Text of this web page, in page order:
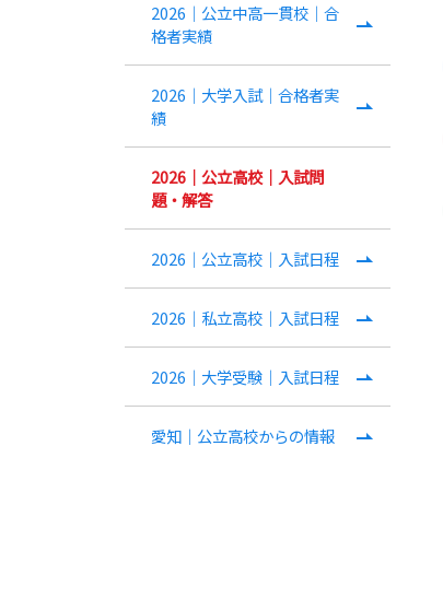
2026｜公立中高一貫校｜合
格者実績
2026｜大学入試｜合格者実
績
2026｜公立高校｜入試問
題・解答
2026｜公立高校｜入試日程
2026｜私立高校｜入試日程
2026｜大学受験｜入試日程
愛知｜公立高校からの情報